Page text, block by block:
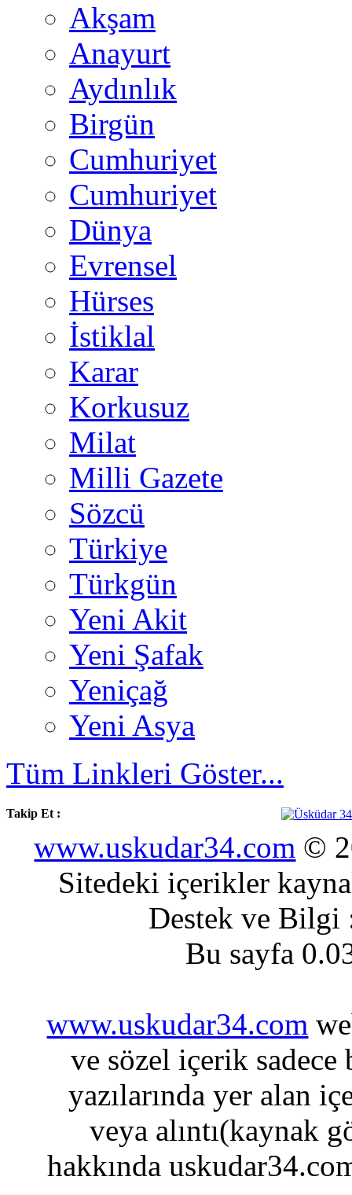
Akşam
Anayurt
Aydınlık
Birgün
Cumhuriyet
Cumhuriyet
Dünya
Evrensel
Hürses
İstiklal
Karar
Korkusuz
Milat
Milli Gazete
Sözcü
Türkiye
Türkgün
Yeni Akit
Yeni Şafak
Yeniçağ
Yeni Asya
Tüm Linkleri Göster...
Takip Et :
www.uskudar34.com ©
Sitedeki içerikler
Destek ve
Bu sayfa
www.uskudar34.com
ve sözel içerik sadece
yazılarında yer alan
veya alıntı(kaynak
hakkında